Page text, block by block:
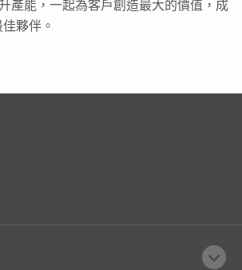
產能，一起為客戶創造最大的價值，成
夥伴。